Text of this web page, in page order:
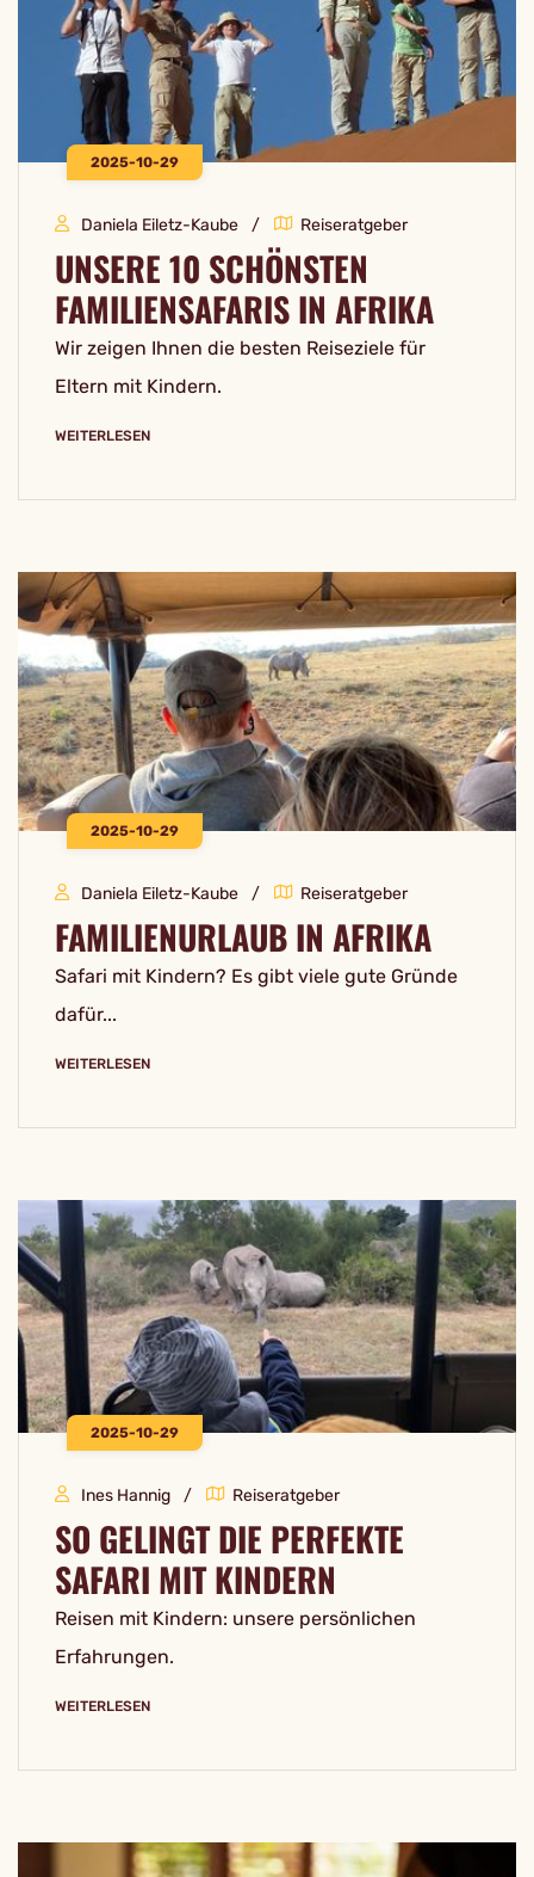
2025-10-29
Daniela Eiletz-Kaube Reiseratgeber
UNSERE 10 SCHÖNSTEN
FAMILIENSAFARIS IN AFRIKA
Wir zeigen Ihnen die besten Reiseziele für
Eltern mit Kindern.
WEITERLESEN
2025-10-29
Daniela Eiletz-Kaube Reiseratgeber
FAMILIENURLAUB IN AFRIKA
Safari mit Kindern? Es gibt viele gute Gründe
dafür...
WEITERLESEN
2025-10-29
Ines Hannig Reiseratgeber
SO GELINGT DIE PERFEKTE
SAFARI MIT KINDERN
Reisen mit Kindern: unsere persönlichen
Erfahrungen.
WEITERLESEN